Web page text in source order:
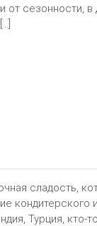
от сезонности,
сладость,
кондитерского
Турция, кто-